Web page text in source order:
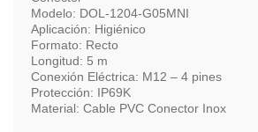
Modelo: DOL-1204-G05MNI
Aplicación: Higiénico
Formato: Recto
Longitud: 5 m
Conexión Eléctrica: M12 – 4 pines
Protección: IP69K
Material: Cable PVC Conector Inox